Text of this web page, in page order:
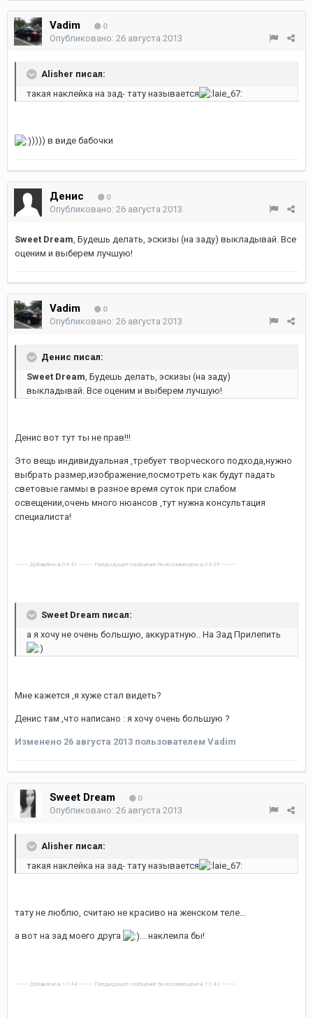
Vadim 0
Опубликовано: 26 августа 2013
Alisher писал:
такая наклейка на зад- тату называется
)))) в виде бабочки
Денис 0
Опубликовано: 26 августа 2013
Sweet Dream , Будешь делать, эскизы (на заду) выкладывай. Все
оценим и выберем лучшую!
Vadim 0
Опубликовано: 26 августа 2013
Денис писал:
Sweet Dream , Будешь делать, эскизы (на заду)
выкладывай. Все оценим и выберем лучшую!
Денис вот тут ты не прав!!!
Это вещь индивидуальная ,требует творческого подхода,нужно
выбрать размер,изображение,посмотреть как будут падать
световые гаммы в разное время суток при слабом
освещении,очень много нюансов ,тут нужна консультация
специалиста!
---------- Добавлено в 04:41 ---------- Предыдущее сообщение было размещено в 04:39 ----------
Sweet Dream писал:
а я хочу не очень большую, аккуратную.. На Зад Прилепить
Мне кажется ,я хуже стал видеть?
Денис там ,что написано : я хочу очень большую ?
Изменено 26 августа 2013 пользователем Vadim
Sweet Dream 0
Опубликовано: 26 августа 2013
Alisher писал:
такая наклейка на зад- тату называется
тату не люблю, считаю не красиво на женском теле...
а вот на зад моего друга ... наклеила бы!
---------- Добавлено в 17:44 ---------- Предыдущее сообщение было размещено в 17:42 ----------